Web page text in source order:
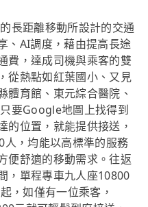
長距離移動所設計的交通
、AI調度，藉由提高長途
費，達成司機與乘客的雙
從熱點如紅葉國小、又見
體育館、東元綜合醫院、
要Google地圖上找得到
的位置，就能提供接送，
，均能以高標準的服務
便舒適的移動需求。往返
，單程專車九人座10800
，如僅有一位乘客，